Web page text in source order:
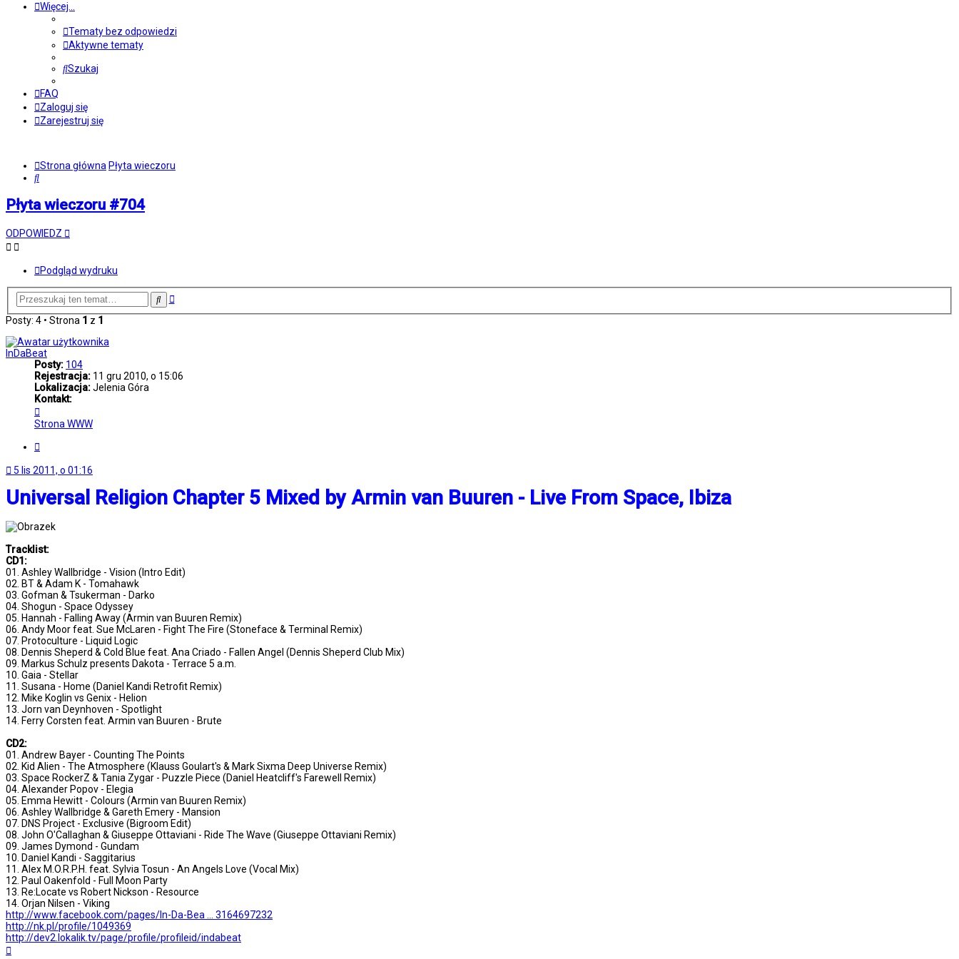
Więcej…
Tematy bez odpowiedzi
Aktywne tematy
Szukaj
FAQ
Zaloguj się
Zarejestruj się
Strona główna Płyta wieczoru
Szukaj
Płyta wieczoru #704
ODPOWIEDZ
Podgląd wydruku
SzukajWyszukiwanie
Posty: 4 • Strona 1 z 1
InDaBeat
Posty: 104
Rejestracja: 11 gru 2010, o 15:06
Lokalizacja:Jelenia Góra
Kontakt:
się
z
Strona WWW
5 lis 2011, o 01:16
Universal Religion Chapter 5 Mixed by Armin van Buuren - Live From Space, Ibiza
Tracklist:
CD1:
01. Ashley Wallbridge - Vision (Intro Edit)
02. BT & Adam K - Tomahawk
03. Gofman & Tsukerman - Darko
04. Shogun - Space Odyssey
05. Hannah - Falling Away (Armin van Buuren Remix)
06. Andy Moor feat. Sue McLaren - Fight The Fire (Stoneface & Terminal Remix)
07. Protoculture - Liquid Logic
08. Dennis Sheperd & Cold Blue feat. Ana Criado - Fallen Angel (Dennis Sheperd Club Mix)
09. Markus Schulz presents Dakota - Terrace 5 a.m.
10. Gaia - Stellar
11. Susana - Home (Daniel Kandi Retrofit Remix)
12. Mike Koglin vs Genix - Helion
13. Jorn van Deynhoven - Spotlight
14. Ferry Corsten feat. Armin van Buuren - Brute
CD2:
01. Andrew Bayer - Counting The Points
02. Kid Alien - The Atmosphere (Klauss Goulart's & Mark Sixma Deep Universe Remix)
03. Space RockerZ & Tania Zygar - Puzzle Piece (Daniel Heatcliff's Farewell Remix)
04. Alexander Popov - Elegia
05. Emma Hewitt - Colours (Armin van Buuren Remix)
06. Ashley Wallbridge & Gareth Emery - Mansion
07. DNS Project - Exclusive (Bigroom Edit)
08. John O'Callaghan & Giuseppe Ottaviani - Ride The Wave (Giuseppe Ottaviani Remix)
09. James Dymond - Gundam
10. Daniel Kandi - Saggitarius
11. Alex M.O.R.P.H. feat. Sylvia Tosun - An Angels Love (Vocal Mix)
12. Paul Oakenfold - Full Moon Party
13. Re:Locate vs Robert Nickson - Resource
14. Orjan Nilsen - Viking
http://www.facebook.com/pages/In-Da-Bea ... 3164697232
http://nk.pl/profile/1049369
http://dev2.lokalik.tv/page/profile/profileid/indabeat